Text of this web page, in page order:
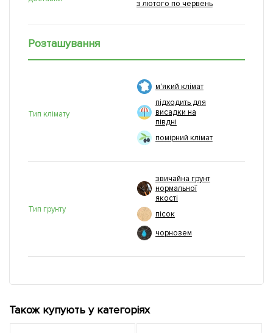
з лютого по червень
Розташування
Тип клімату
м'який клімат
підходить для
висадки на
півдні
помірний клімат
Тип грунту
звичайна грунт
нормальної
якості
пісок
чорнозем
Також купують у категоріях